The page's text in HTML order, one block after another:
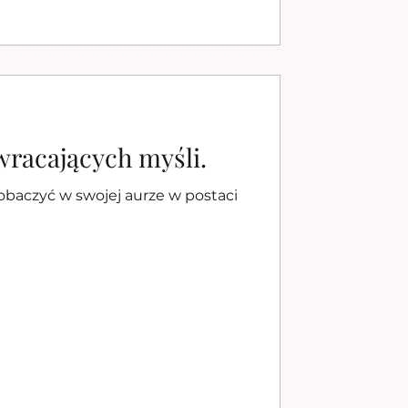
myśli.
w swojej aurze w postaci